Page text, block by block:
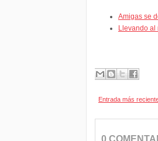
Amigas se
Llevando al
Entrada más
0